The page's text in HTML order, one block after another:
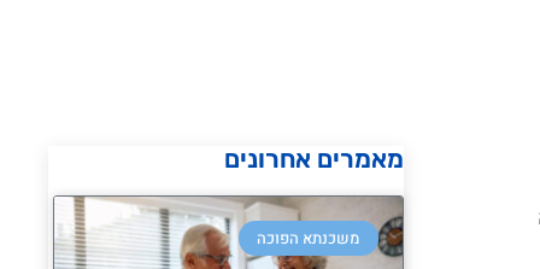
מאמרים אחרונים
משכנתא הפוכה